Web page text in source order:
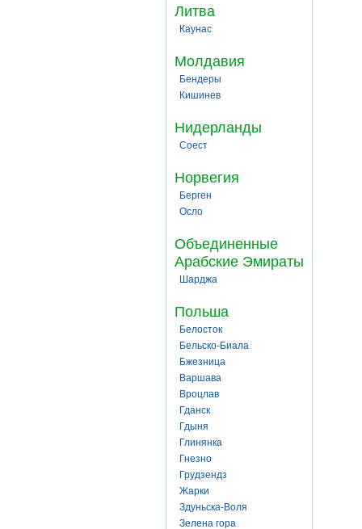
Литва
Каунас
Молдавия
Бендеры
Кишинев
Нидерланды
Соест
Норвегия
Берген
Осло
Объединенные
Арабские Эмираты
Шарджа
Польша
Белосток
Бельско-Биала
Бжезница
Варшава
Вроцлав
Гданск
Гдыня
Глинянка
Гнезно
Грудзендз
Жарки
Здуньска-Воля
Зелена гора